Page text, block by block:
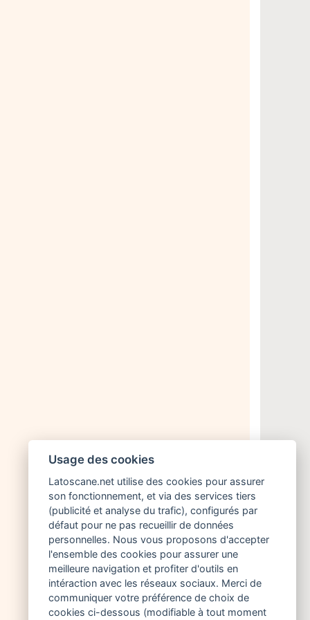
Usage des cookies
Latoscane.net utilise des cookies pour assurer
son fonctionnement, et via des services tiers
(publicité et analyse du trafic), configurés par
défaut pour ne pas recueillir de données
personnelles. Nous vous proposons d'accepter
l'ensemble des cookies pour assurer une
meilleure navigation et profiter d'outils en
intéraction avec les réseaux sociaux. Merci de
communiquer votre préférence de choix de
cookies ci-dessous (modifiable à tout moment